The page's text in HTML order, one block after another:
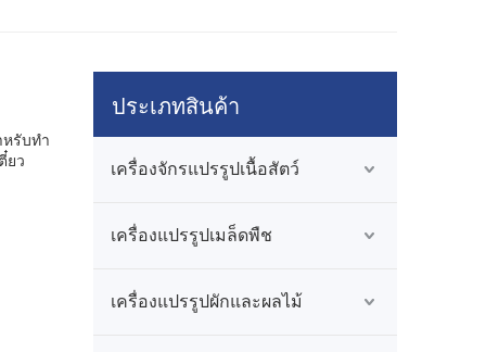
รับทำ
ยว
ประเภทสินค้า
เครื่องจักรแปรรูปเนื้อสัตว์
เครื่องแปรรูปเมล็ดพืช
เครื่องแปรรูปผักและผลไม้